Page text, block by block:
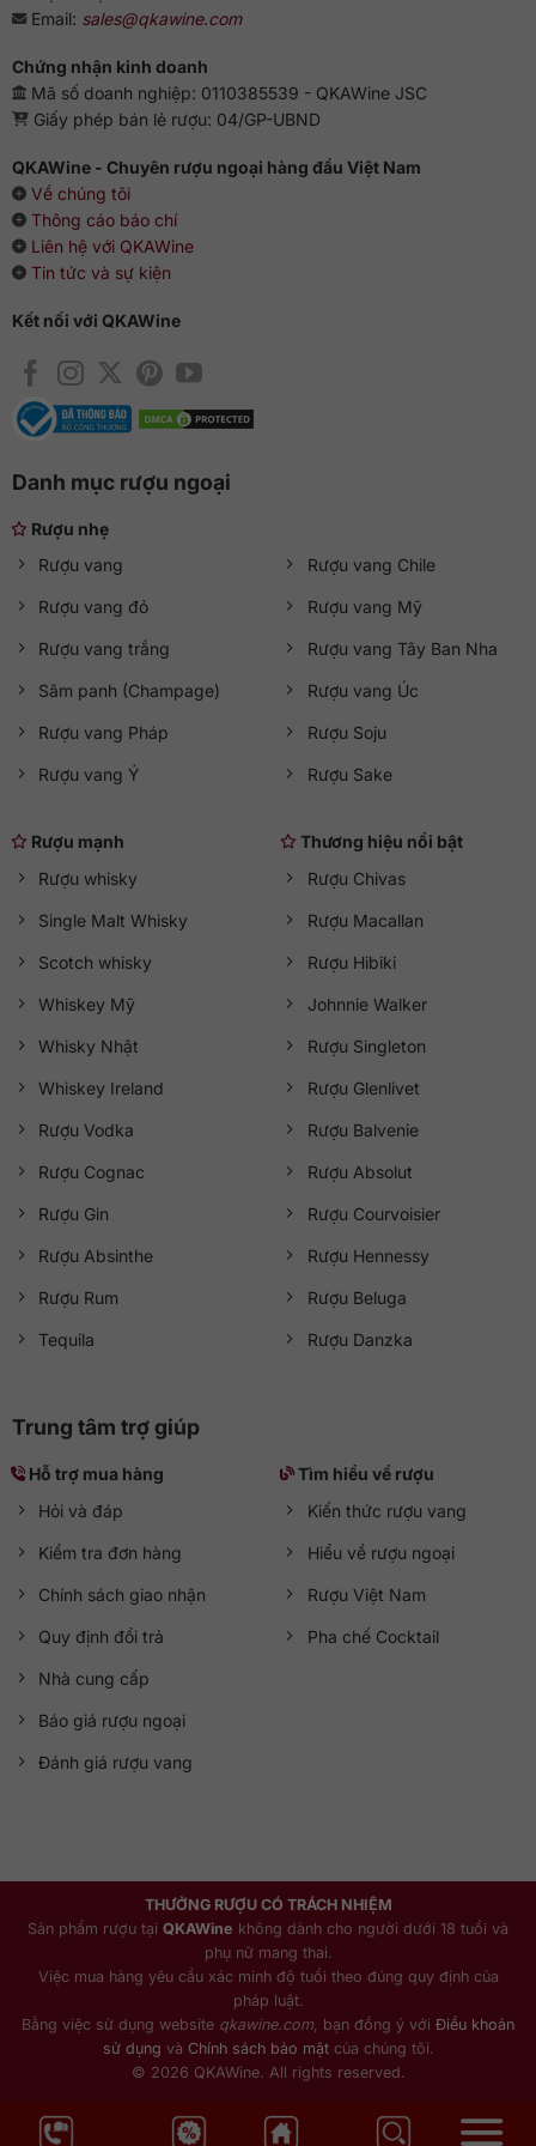
Email: sales@qkawine.com
Chứng nhận kinh doanh
Mã số doanh nghiệp: 0110385539 - QKAWine JSC
Giấy phép bán lẻ rượu: 04/GP-UBND
QKAWine - Chuyên rượu ngoại hàng đầu Việt Nam
Về chúng tôi
Thông cáo báo chí
Liên hệ với QKAWine
Tin tức và sự kiện
Kết nối với QKAWine
Danh mục rượu ngoại
Rượu nhẹ
Rượu vang
Rượu vang đỏ
Rượu vang trắng
Sâm panh (Champage)
Rượu vang Pháp
Rượu vang Ý
Rượu vang Chile
Rượu vang Mỹ
Rượu vang Tây Ban Nha
Rượu vang Úc
Rượu Soju
Rượu Sake
Rượu mạnh
Rượu whisky
Single Malt Whisky
Scotch whisky
Whiskey Mỹ
Whisky Nhật
Whiskey Ireland
Rượu Vodka
Rượu Cognac
Rượu Gin
Rượu Absinthe
Rượu Rum
Tequila
Thương hiệu nổi bật
Rượu Chivas
Rượu Macallan
Rượu Hibiki
Johnnie Walker
Rượu Singleton
Rượu Glenlivet
Rượu Balvenie
Rượu Absolut
Rượu Courvoisier
Rượu Hennessy
Rượu Beluga
Rượu Danzka
Trung tâm trợ giúp
Hỗ trợ mua hàng
Hỏi và đáp
Kiểm tra đơn hàng
Chính sách giao nhận
Quy định đổi trả
Nhà cung cấp
Báo giá rượu ngoại
Đánh giá rượu vang
Tìm hiểu về rượu
Kiến thức rượu vang
Hiểu về rượu ngoại
Rượu Việt Nam
Pha chế Cocktail
THƯỞNG RƯỢU CÓ TRÁCH NHIỆM
Sản phẩm rượu tại QKAWine không dành cho người dưới 18 tuổi và
phụ nữ mang thai.
Việc mua hàng yêu cầu xác minh độ tuổi theo đúng quy định của
pháp luật.
Bằng việc sử dụng website qkawine.com , bạn đồng ý với Điều khoản
sử dụng và Chính sách bảo mậtcủa chúng tôi.
© 2026 QKAWine. All rights reserved.